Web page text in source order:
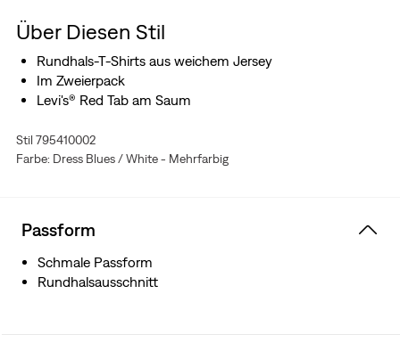
Über Diesen Stil
Rundhals-T-Shirts aus weichem Jersey
Im Zweierpack
Levi's® Red Tab am Saum
Stil 795410002
Farbe: Dress Blues / White - Mehrfarbig
Passform
Schmale Passform
Rundhalsausschnitt